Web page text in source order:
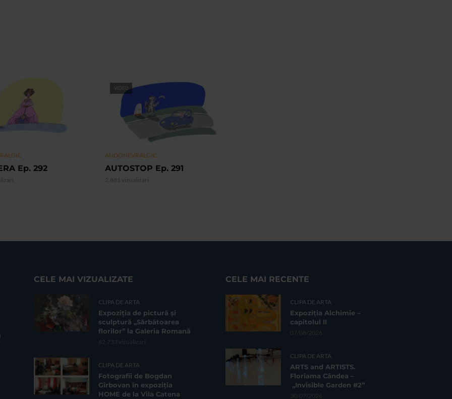
Ep. 292
VIDEO
ANDONEVRALGIC
AUTOSTOP Ep. 291
2.881 vizualizari
CELE MAI VIZUALIZATE
CLIPA DE ARTA
Expoziția de pictură și
sculptură „Sărbătoarea
florilor” la Galeria Romană
62.733 vizualizari
CLIPA DE ARTA
Fotografii de Bogdan
Gîrbovan în expoziția
HOME de la Vila Catena
CELE MAI RECENTE
CLIPA DE ARTA
Expoziția Alchimie –
capitolul II
07/08/2026
CLIPA DE ARTA
ARTS and ARTISTS.
Floriama Cândea –
„Invisible Garden #2”
30/07/2026